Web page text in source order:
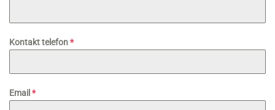
Kontakt telefon*
Email *